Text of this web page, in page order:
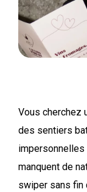
Vous cherchez
des sentiers
manquent de
swiper sans fin